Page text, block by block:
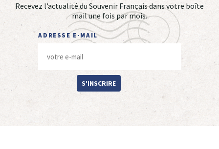
Recevez l’actualité du Souvenir Français dans votre boîte
mail une fois par mois.
ADRESSE E-MAIL
S'INSCRIRE